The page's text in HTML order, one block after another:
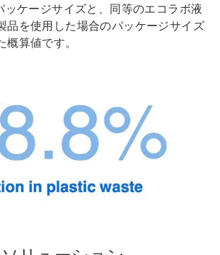
ッケージサイズと、同等のエコラボ液
品を使用した場合のパッケージサイズ
算値です。